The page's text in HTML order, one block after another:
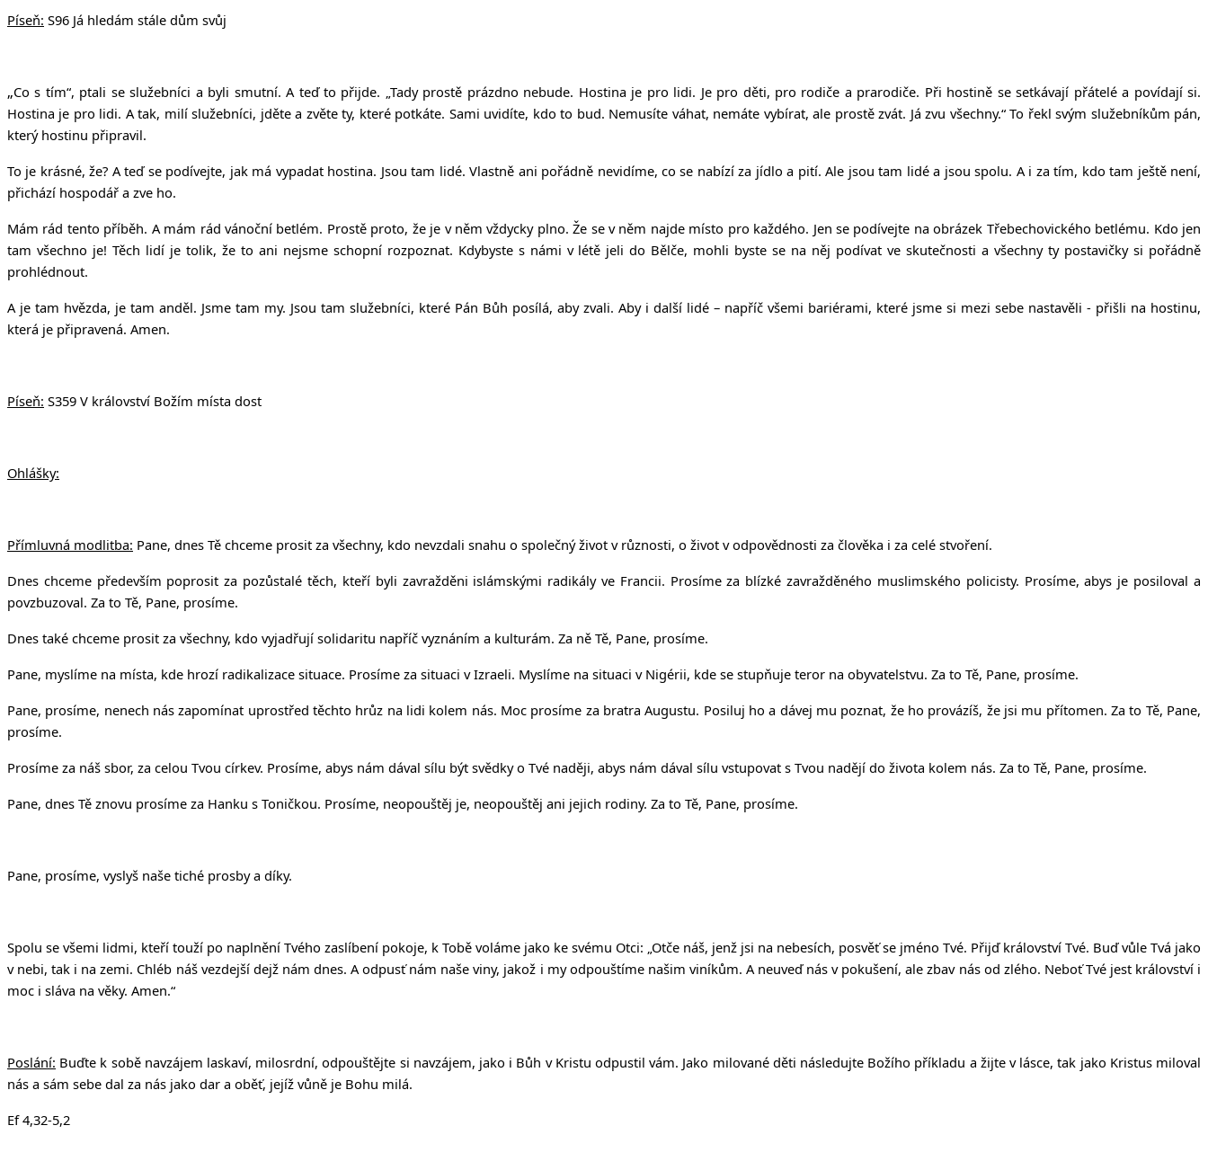
Píseň: S96 Já hledám stále dům svůj
„Co s tím“, ptali se služebníci a byli smutní. A teď to přijde. „Tady prostě prázdno nebude. Hostina je pro lidi. Je pro děti, pro rodiče a prarodiče. Při hostině se setkávají přátelé a povídají si.
Hostina je pro lidi. A tak, milí služebníci, jděte a zvěte ty, které potkáte. Sami uvidíte, kdo to bud. Nemusíte váhat, nemáte vybírat, ale prostě zvát. Já zvu všechny.“ To řekl svým služebníkům pán,
který hostinu připravil.
To je krásné, že? A teď se podívejte, jak má vypadat hostina. Jsou tam lidé. Vlastně ani pořádně nevidíme, co se nabízí za jídlo a pití. Ale jsou tam lidé a jsou spolu. A i za tím, kdo tam ještě není,
přichází hospodář a zve ho.
Mám rád tento příběh. A mám rád vánoční betlém. Prostě proto, že je v něm vždycky plno. Že se v něm najde místo pro každého. Jen se podívejte na obrázek Třebechovického betlému. Kdo jen
tam všechno je! Těch lidí je tolik, že to ani nejsme schopní rozpoznat. Kdybyste s námi v létě jeli do Bělče, mohli byste se na něj podívat ve skutečnosti a všechny ty postavičky si pořádně
prohlédnout.
A je tam hvězda, je tam anděl. Jsme tam my. Jsou tam služebníci, které Pán Bůh posílá, aby zvali. Aby i další lidé – napříč všemi bariérami, které jsme si mezi sebe nastavěli - přišli na hostinu,
která je připravená. Amen.
Píseň: S359 V království Božím místa dost
Ohlášky:
Přímluvná modlitba: Pane, dnes Tě chceme prosit za všechny, kdo nevzdali snahu o společný život v různosti, o život v odpovědnosti za člověka i za celé stvoření.
Dnes chceme především poprosit za pozůstalé těch, kteří byli zavražděni islámskými radikály ve Francii. Prosíme za blízké zavražděného muslimského policisty. Prosíme, abys je posiloval a
povzbuzoval. Za to Tě, Pane, prosíme.
Dnes také chceme prosit za všechny, kdo vyjadřují solidaritu napříč vyznáním a kulturám. Za ně Tě, Pane, prosíme.
Pane, myslíme na místa, kde hrozí radikalizace situace. Prosíme za situaci v Izraeli. Myslíme na situaci v Nigérii, kde se stupňuje teror na obyvatelstvu. Za to Tě, Pane, prosíme.
Pane, prosíme, nenech nás zapomínat uprostřed těchto hrůz na lidi kolem nás. Moc prosíme za bratra Augustu. Posiluj ho a dávej mu poznat, že ho provázíš, že jsi mu přítomen. Za to Tě, Pane,
prosíme.
Prosíme za náš sbor, za celou Tvou církev. Prosíme, abys nám dával sílu být svědky o Tvé naději, abys nám dával sílu vstupovat s Tvou nadějí do života kolem nás. Za to Tě, Pane, prosíme.
Pane, dnes Tě znovu prosíme za Hanku s Toničkou. Prosíme, neopouštěj je, neopouštěj ani jejich rodiny. Za to Tě, Pane, prosíme.
Pane, prosíme, vyslyš naše tiché prosby a díky.
Spolu se všemi lidmi, kteří touží po naplnění Tvého zaslíbení pokoje, k Tobě voláme jako ke svému Otci: „Otče náš, jenž jsi na nebesích, posvěťse jméno Tvé. Přijďkrálovství Tvé. Buďvůle Tvá jako
v nebi, tak i na zemi. Chléb nášvezdejší dejžnám dnes. A odpusťnám naše viny, jakož i my odpouštíme našim viníkům. A neuveďnás v pokušení, ale zbav nás od zlého. NeboťTvé jest království i
moc i sláva na věky. Amen.“
Poslání: Buďte k sobě navzájem laskaví, milosrdní, odpouštějte si navzájem, jako i Bůh v Kristu odpustil vám. Jako milované děti následujte Božího příkladu a žijte v lásce, tak jako Kristus miloval
nás a sám sebe dal za nás jako dar a oběť, jejíž vůně je Bohu milá.
Ef 4,32-5,2